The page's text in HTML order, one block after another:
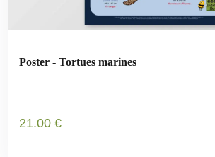
Poster - Tortues marines
21.00 €